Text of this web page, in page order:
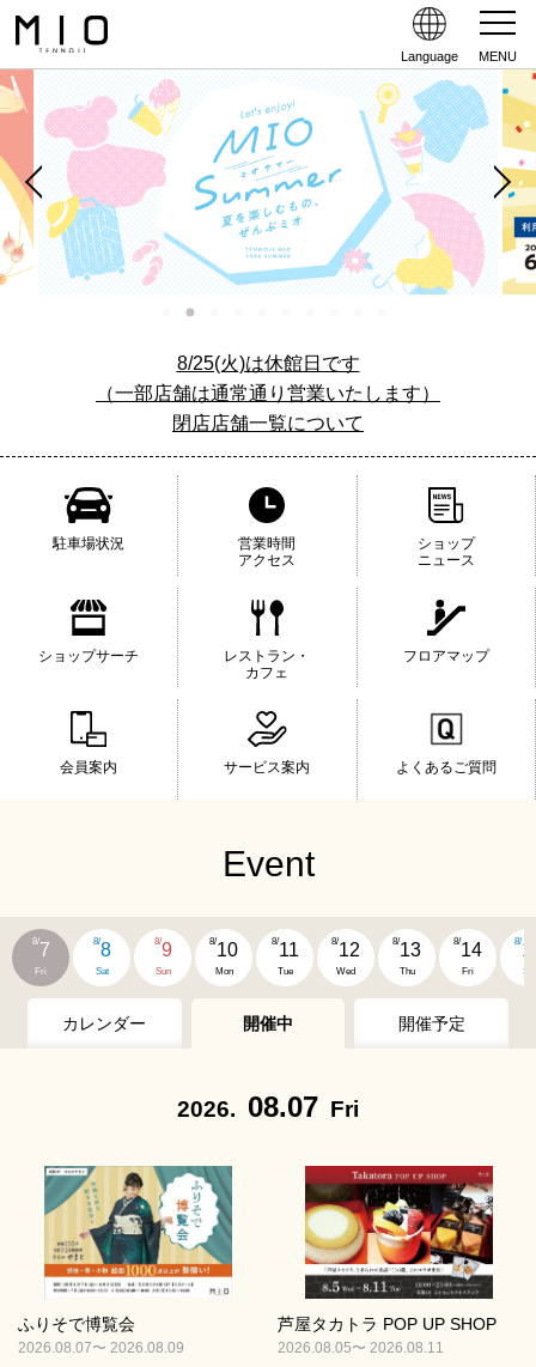
Language MENU
8/25(火)は休館日です
（一部店舗は通常通り営業いたします）
閉店店舗一覧について
駐車場状況
営業時間
アクセス
ショップ
ニュース
ショップサーチ
レストラン・
カフェ
フロアマップ
会員案内 サービス案内 よくあるご質問
Event
8/7
Fri
8/8
Sat
8/9
Sun
8/10
Mon
8/11
Tue
8/12
Wed
8/13
Thu
8/14
Fri
8/
Sat
カレンダー 開催中 開催予定
2026. 08.07 Fri
ふりそで博覧会
2026.08.07〜 2026.08.09
芦屋タカトラ POP UP SHOP
2026.08.05〜 2026.08.11